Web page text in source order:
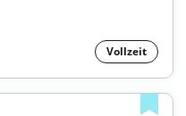
Vollzeit